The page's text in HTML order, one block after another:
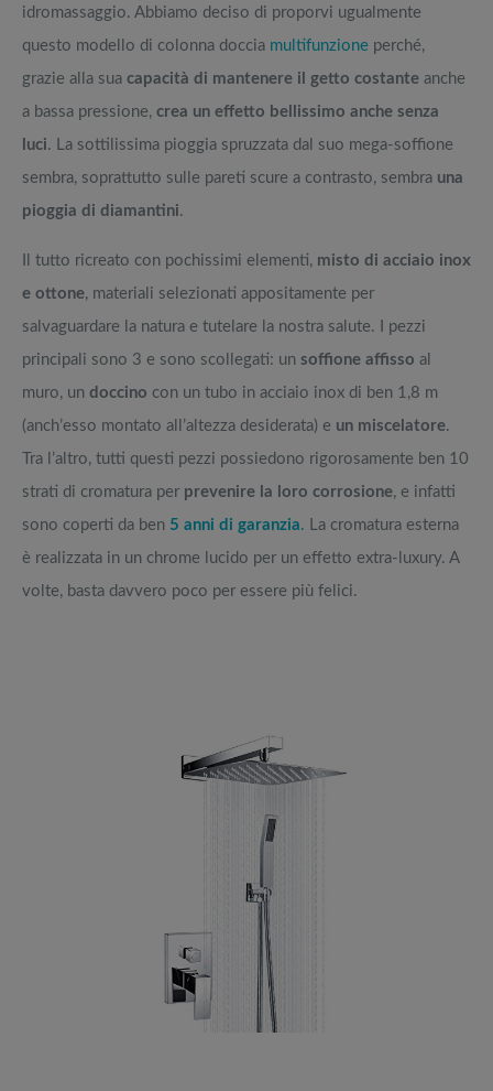
idromassaggio. Abbiamo deciso di proporvi ugualmente
questo modello di colonna doccia multifunzione perché,
grazie alla sua capacità di mantenere il getto costante anche
a bassa pressione, crea un effetto bellissimo anche senza
luci. La sottilissima pioggia spruzzata dal suo mega-soffione
sembra, soprattutto sulle pareti scure a contrasto, sembra una
pioggia di diamantini.
Il tutto ricreato con pochissimi elementi, misto di acciaio inox
e ottone, materiali selezionati appositamente per
salvaguardare la natura e tutelare la nostra salute. I pezzi
principali sono 3 e sono scollegati: un soffione affisso al
muro, un doccino con un tubo in acciaio inox di ben 1,8 m
(anch’esso montato all’altezza desiderata) e un miscelatore.
Tra l’altro, tutti questi pezzi possiedono rigorosamente ben 10
strati di cromatura per prevenire la loro corrosione, e infatti
sono coperti da ben 5 anni di garanzia. La cromatura esterna
è realizzata in un chrome lucido per un effetto extra-luxury. A
volte, basta davvero poco per essere più felici.